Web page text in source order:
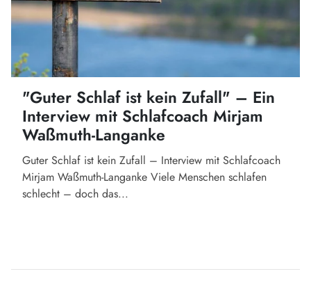
"Guter Schlaf ist kein Zufall" – Ein
Interview mit Schlafcoach Mirjam
Waßmuth-Langanke
Guter Schlaf ist kein Zufall – Interview mit Schlafcoach
Mirjam Waßmuth-Langanke Viele Menschen schlafen
schlecht – doch das...